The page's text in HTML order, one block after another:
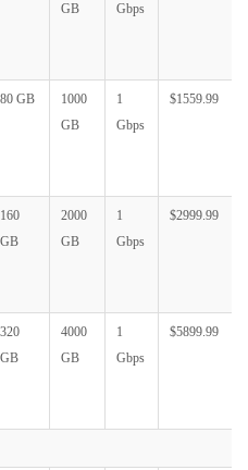
GB
Gbps
80 GB
1000
GB
1
Gbps
$1559.99
160
GB
2000
GB
1
Gbps
$2999.99
320
GB
4000
GB
1
Gbps
$5899.99